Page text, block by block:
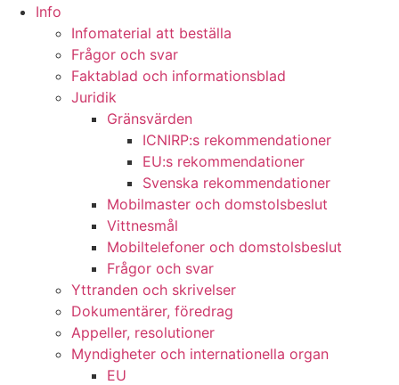
Info
Infomaterial att beställa
Frågor och svar
Faktablad och informationsblad
Juridik
Gränsvärden
ICNIRP:s rekommendationer
EU:s rekommendationer
Svenska rekommendationer
Mobilmaster och domstolsbeslut
Vittnesmål
Mobiltelefoner och domstolsbeslut
Frågor och svar
Yttranden och skrivelser
Dokumentärer, föredrag
Appeller, resolutioner
Myndigheter och internationella organ
EU